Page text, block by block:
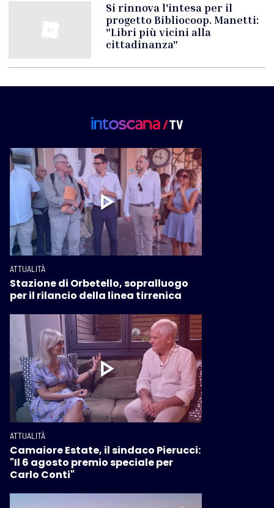
Si rinnova l'intesa per il
progetto Bibliocoop. Manetti:
"Libri più vicini alla
cittadinanza"
ATTUALITÀ
Stazione di Orbetello, sopralluogo
per il rilancio della linea tirrenica
ATTUALITÀ
Camaiore Estate, il sindaco Pierucci:
"Il 6 agosto premio speciale per
Carlo Conti"